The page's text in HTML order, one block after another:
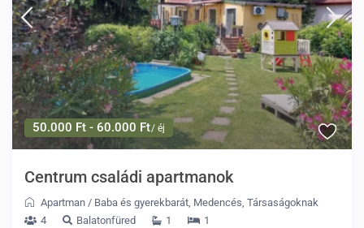
50.000 Ft - 60.000 Ft/ éj
Centrum családi apartmanok
Apartman / Baba és gyerekbarát, Medencés,Társaságoknak
4
Balatonfüred 1 1